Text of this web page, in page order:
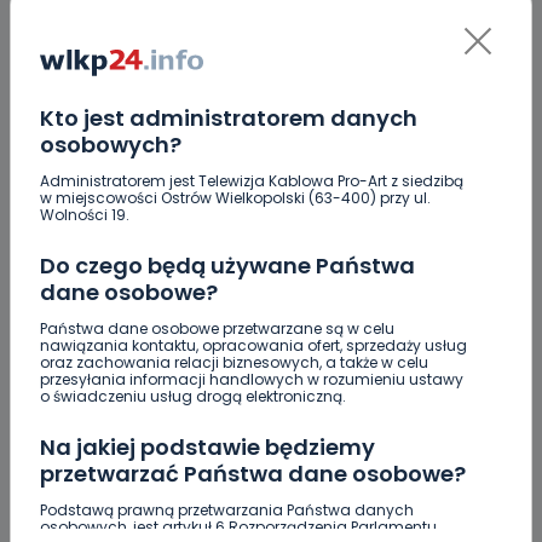
Kto jest administratorem danych
osobowych?
Administratorem jest Telewizja Kablowa Pro-Art z siedzibą
w miejscowości Ostrów Wielkopolski (63-400) przy ul.
Wolności 19.
Do czego będą używane Państwa
dane osobowe?
Państwa dane osobowe przetwarzane są w celu
nawiązania kontaktu, opracowania ofert, sprzedaży usług
oraz zachowania relacji biznesowych, a także w celu
przesyłania informacji handlowych w rozumieniu ustawy
o świadczeniu usług drogą elektroniczną.
Na jakiej podstawie będziemy
przetwarzać Państwa dane osobowe?
Podstawą prawną przetwarzania Państwa danych
osobowych, jest artykuł 6 Rozporządzenia Parlamentu
DODAJ SWÓJ KOMENTARZ
Wiadomość
Podpis